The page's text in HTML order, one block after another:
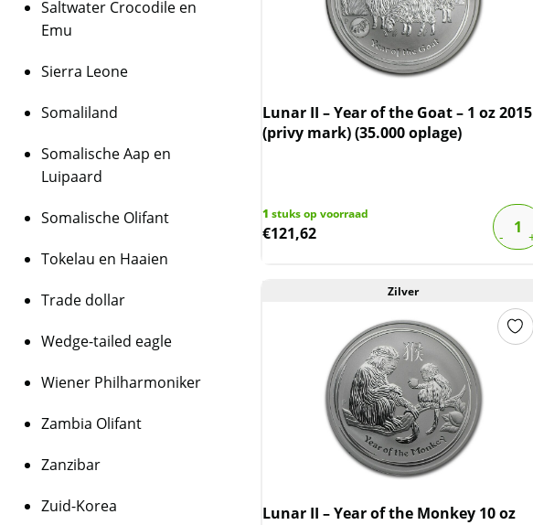
Lunar II – Year of the Goat – 1 oz 2015
(privy mark) (35.000 oplage)
1 stuks op voorraad
€121,62
Zilver
Lunar II – Year of the Monkey 10 oz
Saltwater Crocodile en
Emu
Sierra Leone
Somaliland
Somalische Aap en
Luipaard
Somalische Olifant
Tokelau en Haaien
Trade dollar
Wedge-tailed eagle
Wiener Philharmoniker
Zambia Olifant
Zanzibar
Zuid-Korea